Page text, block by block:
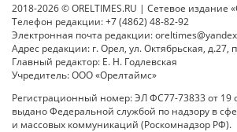
2018-2026 © ORELTIMES.RU | Сетевое издание
Телефон редакции: +7 (4862) 48-82-92
Электронная почта редакции:
Адрес редакции: г. Орел, ул. Октябрьская, д.27,
Главный редактор: Е. Н. Годлевская
Учредитель: ООО «Орелтаймс»
Регистрационный номер: ЭЛ ФС77-73833 от 19
выдано Федеральной службой по надзору в
и массовых коммуникаций (Роскомнадзор РФ).